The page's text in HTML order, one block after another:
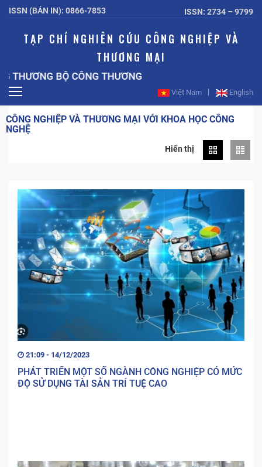
ISSN (BẢN IN): 0866-7853 ISSN: 2734 – 9799
TẠP CHÍ NGHIÊN CỨU CÔNG NGHIỆP VÀ
THƯƠNG MẠI
BỘ CÔNG THƯƠNG
Việt Nam English
CÔNG NGHIỆP VÀ THƯƠNG MẠI VỚI KHOA HỌC CÔNG
NGHỆ
Hiển thị
21:09 - 14/12/2023
PHÁT TRIỂN MỘT SỐ NGÀNH CÔNG NGHIỆP CÓ MỨC
ĐỘ SỬ DỤNG TÀI SẢN TRÍ TUỆ CAO